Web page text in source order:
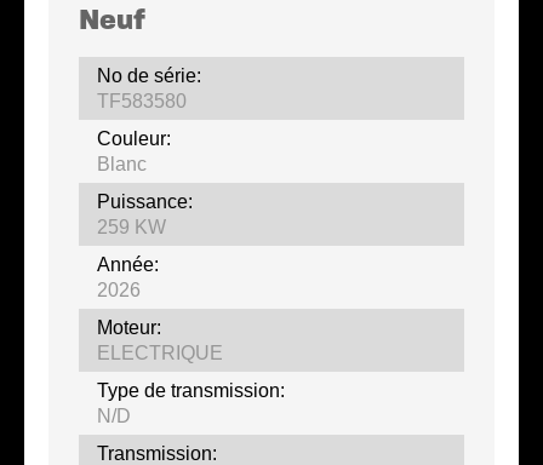
Neuf
No de série:
TF583580
Couleur:
Blanc
Puissance:
259 KW
Année:
2026
Moteur:
ELECTRIQUE
Type de transmission:
N/D
Transmission: